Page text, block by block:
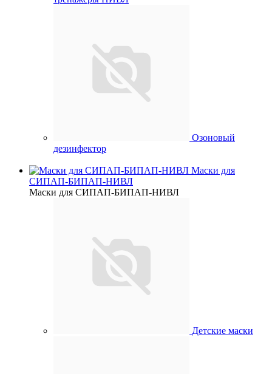
Озоновый
дезинфектор
Маски для
СИПАП-БИПАП-НИВЛ
Маски для СИПАП-БИПАП-НИВЛ
Детские маски